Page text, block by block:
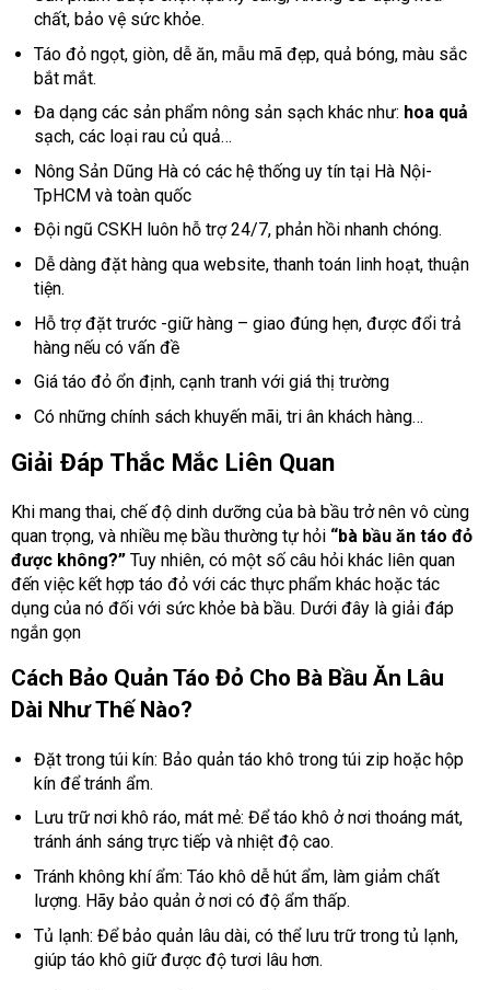
chất, bảo vệ sức khỏe.
Táo đỏ ngọt, giòn, dễ ăn, mẫu mã đẹp, quả bóng, màu sắc
bắt mắt.
Đa dạng các sản phẩm nông sản sạch khác như: hoa quả
sạch, các loại rau củ quả…
Nông Sản Dũng Hà có các hệ thống uy tín tại Hà Nội-
TpHCM và toàn quốc
Đội ngũ CSKH luôn hỗ trợ 24/7, phản hồi nhanh chóng.
Dễ dàng đặt hàng qua website, thanh toán linh hoạt, thuận
tiện.
Hỗ trợ đặt trước -giữ hàng – giao đúng hẹn, được đổi trả
hàng nếu có vấn đề
Giá táo đỏ ổn định, cạnh tranh với giá thị trường
Có những chính sách khuyến mãi, tri ân khách hàng…
Giải Đáp Thắc Mắc Liên Quan
Khi mang thai, chế độ dinh dưỡng của bà bầu trở nên vô cùng
quan trọng, và nhiều mẹ bầu thường tự hỏi “bà bầu ăn táo đỏ
được không?” Tuy nhiên, có một số câu hỏi khác liên quan
đến việc kết hợp táo đỏ với các thực phẩm khác hoặc tác
dụng của nó đối với sức khỏe bà bầu. Dưới đây là giải đáp
ngắn gọn
Cách Bảo Quản Táo Đỏ Cho Bà Bầu Ăn Lâu
Dài Như Thế Nào?
Đặt trong túi kín: Bảo quản táo khô trong túi zip hoặc hộp
kín để tránh ẩm.
Lưu trữ nơi khô ráo, mát mẻ: Để táo khô ở nơi thoáng mát,
tránh ánh sáng trực tiếp và nhiệt độ cao.
Tránh không khí ẩm: Táo khô dễ hút ẩm, làm giảm chất
lượng. Hãy bảo quản ở nơi có độ ẩm thấp.
Tủ lạnh: Để bảo quản lâu dài, có thể lưu trữ trong tủ lạnh,
giúp táo khô giữ được độ tươi lâu hơn.